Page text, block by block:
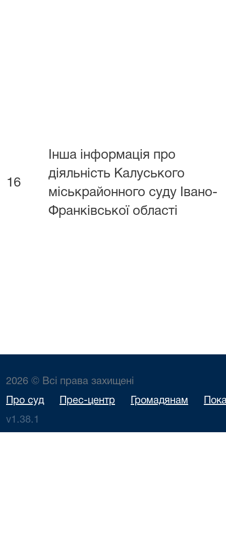
16
Інша інформація про
діяльність Калуського
міськрайонного суду Івано-
Франківської області
2026 © Всі права захищені
Про суд Прес-центр Громадянам
v1.38.1